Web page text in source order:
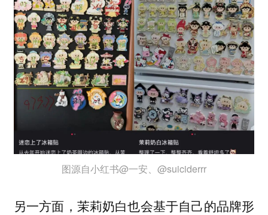
图源自小红书@一安、@suiciderrr
另一方面，茉莉奶白也会基于自己的品牌形